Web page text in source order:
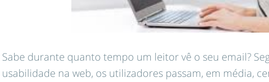
Sabe durante quanto tempo um leitor vê o seu email?
usabilidade na web, os utilizadores passam, em média,